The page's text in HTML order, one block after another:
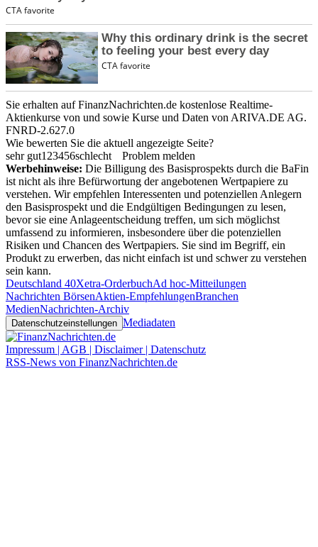
Sie erhalten auf FinanzNachrichten.de kostenlose Realtime-
Aktienkurse von und sowie Kurse und Daten von ARIVA.DE AG.
FNRD-2.627.0
Wie bewerten Sie die aktuell angezeigte Seite?
sehr gut1 23456schlecht
Problem melden
Werbehinweise: Die Billigung des Basisprospekts durch die BaFin
ist nicht als ihre Befürwortung der angebotenen Wertpapiere zu
verstehen. Wir empfehlen Interessenten und potenziellen Anlegern
den Basisprospekt und die Endgültigen Bedingungen zu lesen,
bevor sie eine Anlageentscheidung treffen, um sich möglichst
umfassend zu informieren, insbesondere über die potenziellen
Risiken und Chancen des Wertpapiers. Sie sind im Begriff, ein
Produkt zu erwerben, das nicht einfach ist und schwer zu verstehen
sein kann.
Deutschland 40Xetra-OrderbuchAd hoc-Mitteilungen
Nachrichten BörsenAktien-EmpfehlungenBranchen
MedienNachrichten-Archiv
Datenschutzeinstellungen Mediadaten
Impressum | AGB | Disclaimer | Datenschutz
RSS-News von FinanzNachrichten.de